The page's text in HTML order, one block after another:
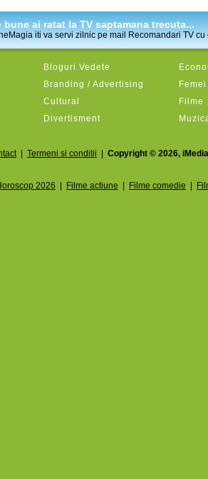
ai ratat la TV saptamana trecuta...
iti va servi zilnic pe mail Recomandari TV
Bloguri Vedete
Branding / Advertising
Cultural
Divertisment
Femei
Filme
| Termeni si conditii Copyright © 2026,
2026 Filme actiune Filme comedie